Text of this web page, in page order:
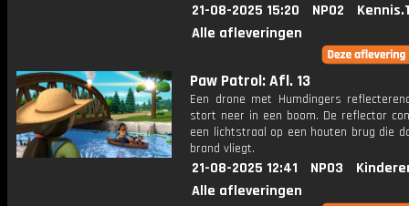
21-08-2025 15:20 NPO2
Alle afleveringen
Paw Patrol: Afl. 13
Een drone met Humdingers
stort neer in een boom. De reflector
een lichtstraal op een houten brug die
brand vliegt.
21-08-2025 12:41 NPO3
Alle afleveringen